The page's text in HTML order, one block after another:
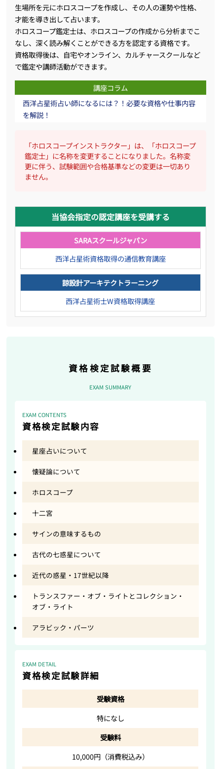
生場所を元にホロスコープを作成し、その人の運勢や性格、
才能を導き出して占います。
ホロスコープ鑑定士は、ホロスコープの作成から分析までこ
なし、深く読み解くことができる方を認定する資格です。
資格取得後は、自宅やオンライン、カルチャースクールなど
で鑑定や講師活動ができます。
講座コラム
西洋占星術占い師になるには？！必要な資格や仕事内容
を解説！
「ホロスコープインストラクター」は、「ホロスコープ
鑑定士」に名称を変更することになりました。名称変
更に伴う、試験範囲や合格基準などの変更は一切あり
ません。
当協会指定の認定講座を受講する
SARAスクールジャパン
西洋占星術資格取得の通信教育講座
諒設計アーキテクトラーニング
西洋占星術士W資格取得講座
資格検定試験概要
EXAM SUMMARY
EXAM CONTENTS
資格検定試験内容
星座占いについて
懐疑論について
ホロスコープ
十二宮
サインの意味するもの
古代の七惑星について
近代の惑星・17世紀以降
トランスファー・オブ・ライトとコレクション・
オブ・ライト
アラビック・パーツ
EXAM DETAIL
資格検定試験詳細
受験資格
特になし
受験料
10,000円（消費税込み）